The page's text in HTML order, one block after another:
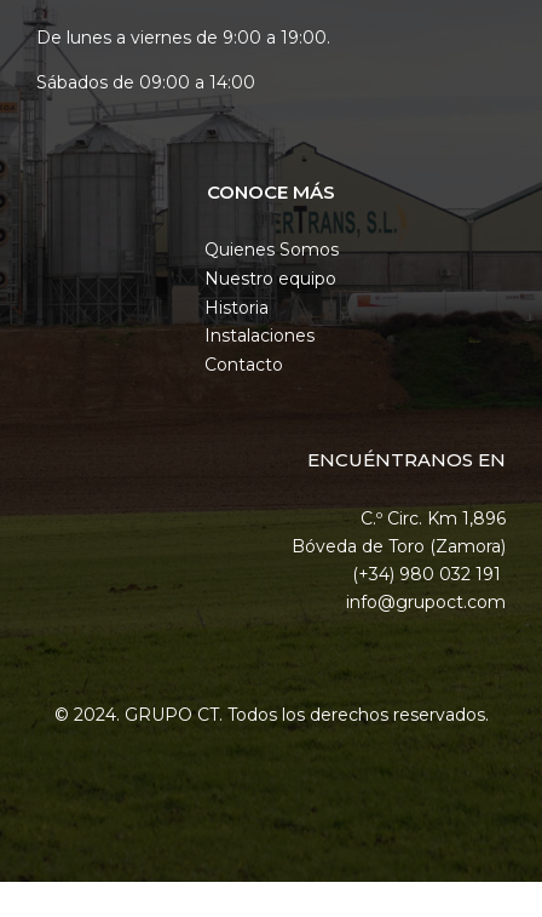
De lunes a viernes de 9:00 a 19:00.
Sábados de 09:00 a 14:00
CONOCE MÁS
Quienes Somos
Nuestro equipo
Historia
Instalaciones
Contacto
ENCUÉNTRANOS EN
C.º Circ. Km 1,896
Bóveda de Toro (Zamora)
(+34) 980 032 191
info@grupoct.com
© 2024. GRUPO CT. Todos los derechos reservados.